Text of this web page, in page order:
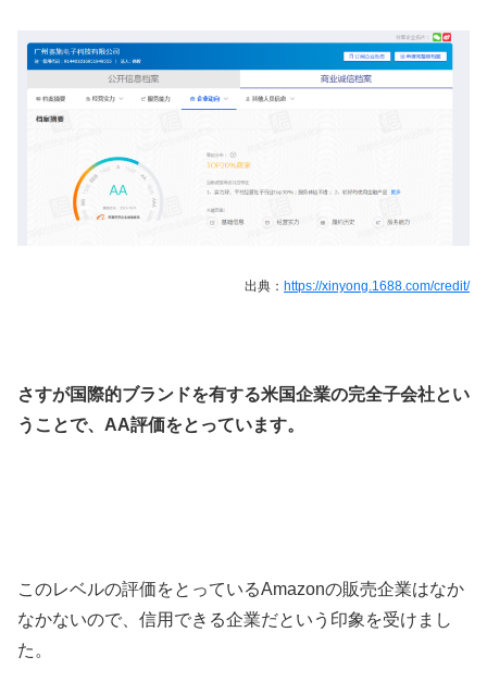
出典： https://xinyong.1688.com/credit/
さすが国際的ブランドを有する米国企業の完全子会社とい
うことで、AA評価をとっています。
このレベルの評価をとっているAmazonの販売企業はなか
なかないので、信用できる企業だという印象を受けまし
た。